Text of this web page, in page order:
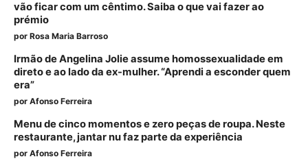
vão ficar com um cêntimo. Saiba o que vai fazer ao
prémio
por Rosa Maria Barroso
Irmão de Angelina Jolie assume homossexualidade em
direto e ao lado da ex-mulher. “Aprendi a esconder quem
era”
por Afonso Ferreira
Menu de cinco momentos e zero peças de roupa. Neste
restaurante, jantar nu faz parte da experiência
por Afonso Ferreira